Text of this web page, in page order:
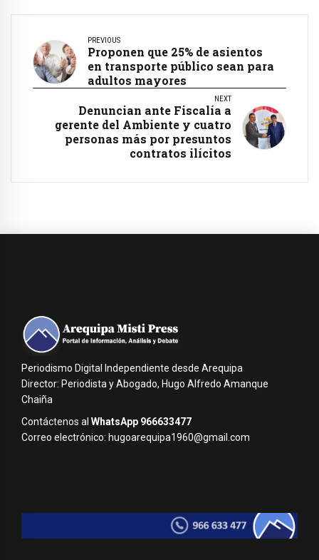
PREVIOUS
Proponen que 25% de asientos
en transporte público sean para
adultos mayores
NEXT
Denuncian ante Fiscalía a
gerente del Ambiente y cuatro
personas más por presuntos
contratos ilícitos
Periodismo Digital Independiente desde Arequipa
Director: Periodista y Abogado, Hugo Alfredo Amanque
Chaiña
Contáctenos al WhatsApp 966633477
Correo electrónico: hugoarequipa1960@gmail.com